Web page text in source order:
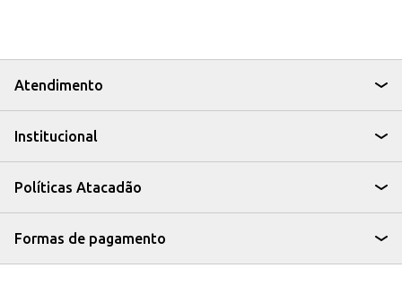
Atendimento
Institucional
Políticas Atacadão
Formas de pagamento